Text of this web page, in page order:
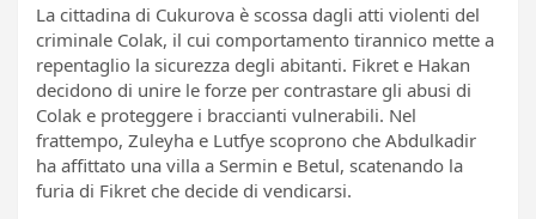
La cittadina di Cukurova è scossa dagli atti violenti del
criminale Colak, il cui comportamento tirannico mette a
repentaglio la sicurezza degli abitanti. Fikret e Hakan
decidono di unire le forze per contrastare gli abusi di
Colak e proteggere i braccianti vulnerabili. Nel
frattempo, Zuleyha e Lutfye scoprono che Abdulkadir
ha affittato una villa a Sermin e Betul, scatenando la
furia di Fikret che decide di vendicarsi.